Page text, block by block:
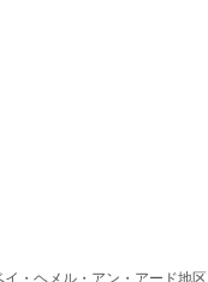
・ヘメル・アン・アード地区